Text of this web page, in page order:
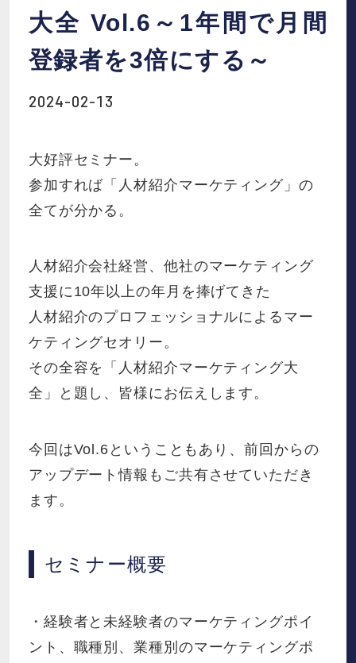
大全 Vol.6～1年間で月間
登録者を3倍にする～
2024-02-13
大好評セミナー。
参加すれば「人材紹介マーケティング」の
全てが分かる。
人材紹介会社経営、他社のマーケティング
支援に10年以上の年月を捧げてきた
人材紹介のプロフェッショナルによるマー
ケティングセオリー。
その全容を「人材紹介マーケティング大
全」と題し、皆様にお伝えします。
今回はVol.6ということもあり、前回からの
アップデート情報もご共有させていただき
ます。
セミナー概要
・経験者と未経験者のマーケティングポイ
ント、職種別、業種別のマーケティングポ
会社概要
IR
資料請求